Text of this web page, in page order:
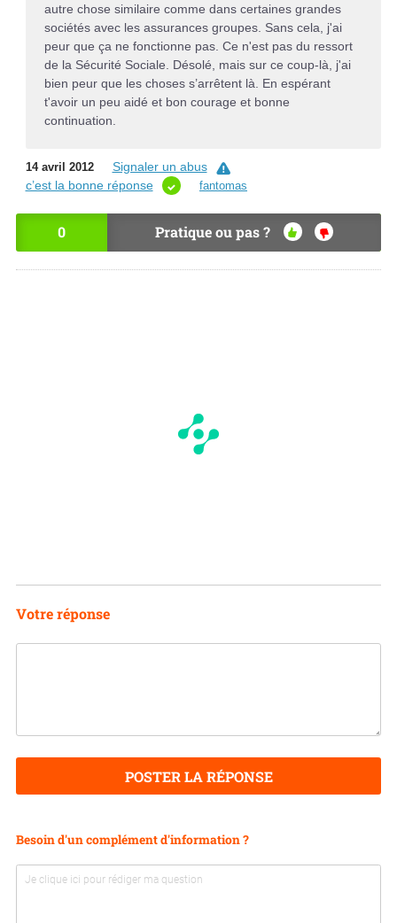
autre chose similaire comme dans certaines grandes
sociétés avec les assurances groupes. Sans cela, j'ai
peur que ça ne fonctionne pas. Ce n'est pas du ressort
de la Sécurité Sociale. Désolé, mais sur ce coup-là, j'ai
bien peur que les choses s’arrêtent là. En espérant
t'avoir un peu aidé et bon courage et bonne
continuation.
14 avril 2012
Signaler un abus
c’est la bonne réponse
fantomas
0 Pratique ou pas ?
OU
I
NO
Votre réponse
POSTER LA RÉPONSE
Besoin d'un complément d'information ?